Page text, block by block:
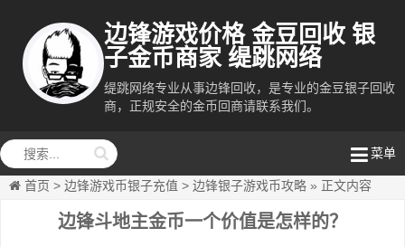
边锋游戏价格 金豆回收 银
子金币商家 缇跳网络
缇跳网络专业从事边锋回收，是专业的金豆银子回收
商，正规安全的金币回商请联系我们。
菜单
首页 > 边锋游戏币银子充值 > 边锋银子游戏币攻略 » 正文内容
边锋斗地主金币一个价值是怎样的？